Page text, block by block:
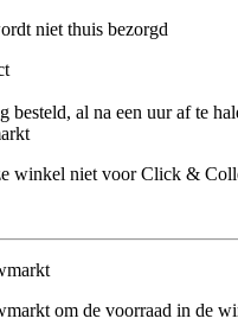
niet thuis bezorgd
besteld, al na een uur af te
winkel niet voor Click &
om de voorraad in de